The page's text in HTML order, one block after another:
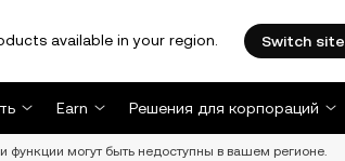
available in your region. Switch site
Earn Решения для корпораций
функции могут быть недоступны в вашем регионе.